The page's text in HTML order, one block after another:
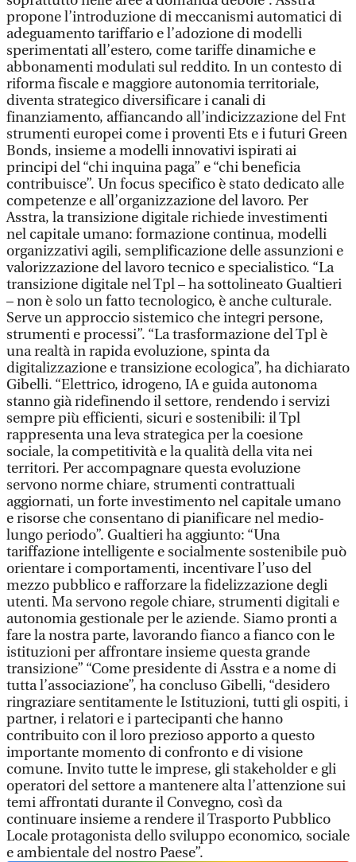
propone l’introduzione di meccanismi automatici di
adeguamento tariffario e l’adozione di modelli
sperimentati all’estero, come tariffe dinamiche e
abbonamenti modulati sul reddito. In un contesto di
riforma fiscale e maggiore autonomia territoriale,
diventa strategico diversificare i canali di
finanziamento, affiancando all’indicizzazione del Fnt
strumenti europei come i proventi Ets e i futuri Green
Bonds, insieme a modelli innovativi ispirati ai
principi del “chi inquina paga” e “chi beneficia
contribuisce”. Un focus specifico è stato dedicato alle
competenze e all’organizzazione del lavoro. Per
Asstra, la transizione digitale richiede investimenti
nel capitale umano: formazione continua, modelli
organizzativi agili, semplificazione delle assunzioni e
valorizzazione del lavoro tecnico e specialistico. “La
transizione digitale nel Tpl – ha sottolineato Gualtieri
– non è solo un fatto tecnologico, è anche culturale.
Serve un approccio sistemico che integri persone,
strumenti e processi”. “La trasformazione del Tpl è
una realtà in rapida evoluzione, spinta da
digitalizzazione e transizione ecologica”, ha dichiarato
Gibelli. “Elettrico, idrogeno, IA e guida autonoma
stanno già ridefinendo il settore, rendendo i servizi
sempre più efficienti, sicuri e sostenibili: il Tpl
rappresenta una leva strategica per la coesione
sociale, la competitività e la qualità della vita nei
territori. Per accompagnare questa evoluzione
servono norme chiare, strumenti contrattuali
aggiornati, un forte investimento nel capitale umano
e risorse che consentano di pianificare nel medio-
lungo periodo”. Gualtieri ha aggiunto: “Una
tariffazione intelligente e socialmente sostenibile può
orientare i comportamenti, incentivare l’uso del
mezzo pubblico e rafforzare la fidelizzazione degli
utenti. Ma servono regole chiare, strumenti digitali e
autonomia gestionale per le aziende. Siamo pronti a
fare la nostra parte, lavorando fianco a fianco con le
istituzioni per affrontare insieme questa grande
transizione” “Come presidente di Asstra e a nome di
tutta l’associazione”, ha concluso Gibelli, “desidero
ringraziare sentitamente le Istituzioni, tutti gli ospiti, i
partner, i relatori e i partecipanti che hanno
contribuito con il loro prezioso apporto a questo
importante momento di confronto e di visione
comune. Invito tutte le imprese, gli stakeholder e gli
operatori del settore a mantenere alta l’attenzione sui
temi affrontati durante il Convegno, così da
continuare insieme a rendere il Trasporto Pubblico
Locale protagonista dello sviluppo economico, sociale
e ambientale del nostro Paese”.